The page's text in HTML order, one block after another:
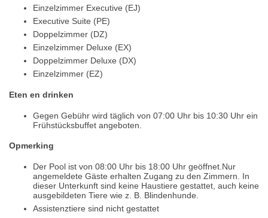
Einzelzimmer Executive (EJ)
Executive Suite (PE)
Doppelzimmer (DZ)
Einzelzimmer Deluxe (EX)
Doppelzimmer Deluxe (DX)
Einzelzimmer (EZ)
Eten en drinken
Gegen Gebühr wird täglich von 07:00 Uhr bis 10:30 Uhr ein
Frühstücksbuffet angeboten.
Opmerking
Der Pool ist von 08:00 Uhr bis 18:00 Uhr geöffnet.Nur
angemeldete Gäste erhalten Zugang zu den Zimmern. In
dieser Unterkunft sind keine Haustiere gestattet, auch keine
ausgebildeten Tiere wie z. B. Blindenhunde.
Assistenztiere sind nicht gestattet